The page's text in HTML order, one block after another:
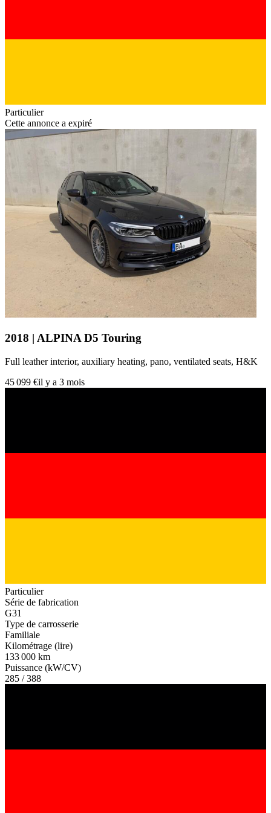
Particulier
Cette annonce a expiré
2018 | ALPINA D5 Touring
Full leather interior, auxiliary heating, pano, ventilated seats, H&K
45 099 €il y a 3 mois
Particulier
Série de fabrication
G31
Type de carrosserie
Familiale
Kilométrage (lire)
133 000 km
Puissance (kW/CV)
285 / 388